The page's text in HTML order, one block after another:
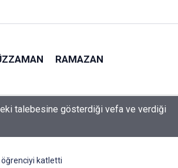
RAMAZAN
rekor ceza: 567 milyon dolar ödeyecek
öğrenciyi katletti